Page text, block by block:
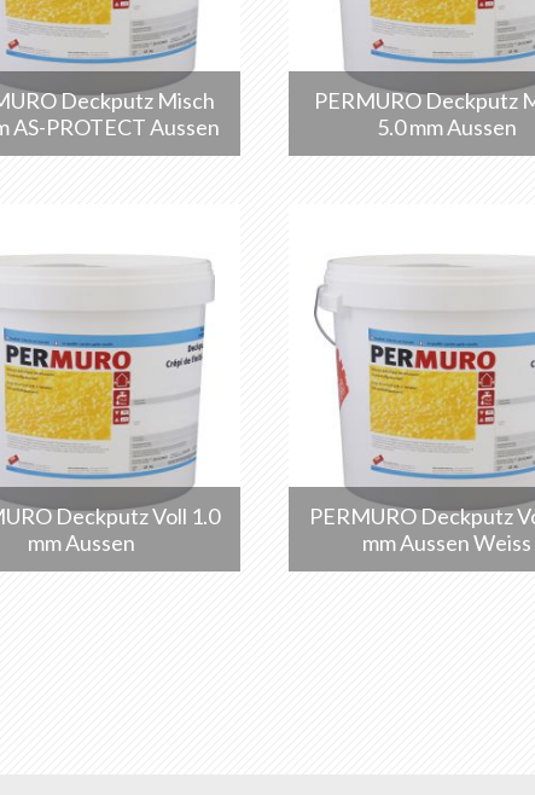
Deckputz Misch
AS-PROTECT Aussen
PERMURO Deckputz
5.0 mm Aussen
Deckputz Voll 1.0
mm Aussen
PERMURO Deckputz
mm Aussen Weiss